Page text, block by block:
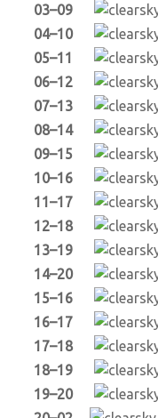
03–09
04–10
05–11
06–12
07–13
08–14
09–15
10–16
11–17
12–18
13–19
14–20
15–16
16–17
17–18
18–19
19–20